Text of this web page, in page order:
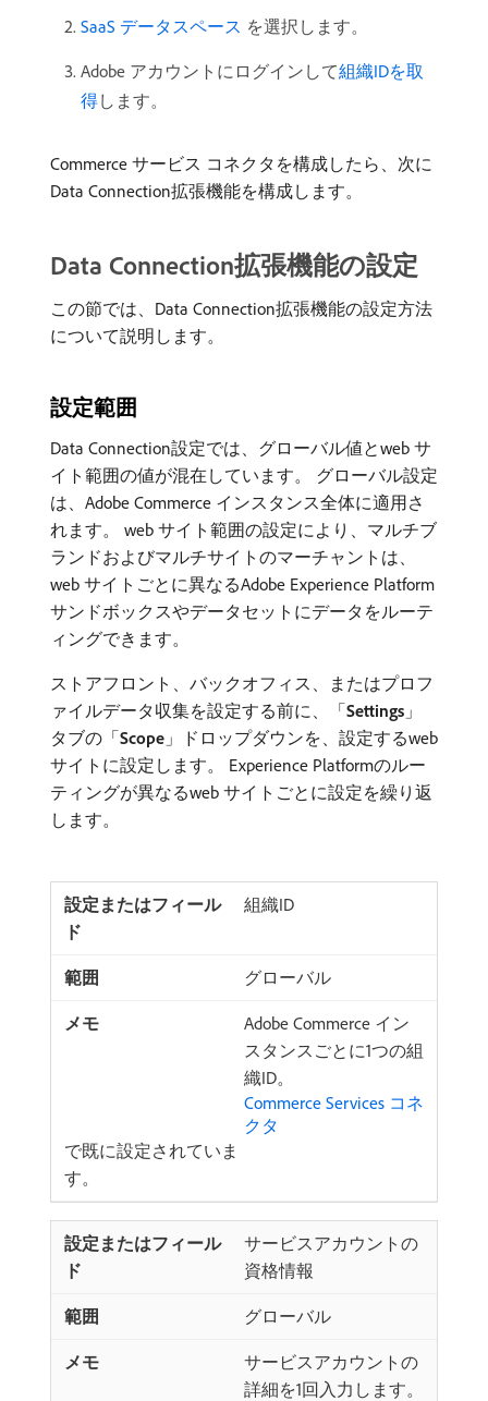
SaaS データスペース ​ を選択します。
Adobe アカウントにログインして組織IDを取
得します。
Commerce サービス コネクタを構成したら、次に
Data Connection拡張機能を構成します。
Data Connection拡張機能の設定
この節では、Data Connection拡張機能の設定方法
について説明します。
設定範囲
Data Connection設定では、グローバル値とweb サ
イト範囲の値が混在しています。 グローバル設定
は、Adobe Commerce インスタンス全体に適用さ
れます。 web サイト範囲の設定により、マルチブ
ランドおよびマルチサイトのマーチャントは、
web サイトごとに異なるAdobe Experience Platform
サンドボックスやデータセットにデータをルーテ
ィングできます。
ストアフロント、バックオフィス、またはプロフ
ァイルデータ収集を設定する前に、「Settings 」
タブの「Scope 」ドロップダウンを、設定するweb
サイトに設定します。 Experience Platformのルー
ティングが異なるweb サイトごとに設定を繰り返
します。
組織ID
グローバル
Adobe Commerce イン
スタンスごとに1つの組
織ID。
Commerce Services コネ
クタ ​
で既に設定されていま
す。
サービスアカウントの
資格情報
グローバル
サービスアカウントの
詳細を1回入力します。